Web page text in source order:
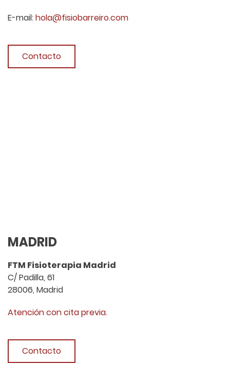
E-mail:hola@fisiobarreiro.com
Contacto
MADRID
FTM Fisioterapia Madrid
C/ Padilla, 61
28006, Madrid
Atención con cita previa.
Contacto